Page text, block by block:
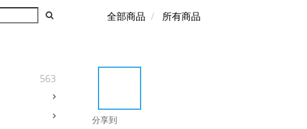
563
全部商品 所有商品
分享到